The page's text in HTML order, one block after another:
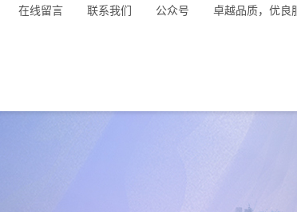
在线留言 联系我们 公众号 卓越品质，优良